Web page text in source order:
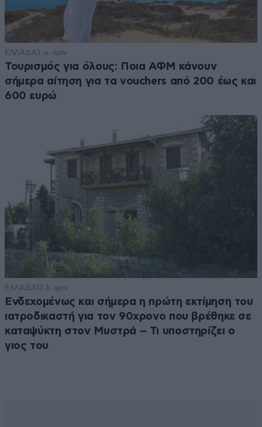
ΕΛΛΑΔΑ3 ω. πριν
Τουρισμός για όλους: Ποια ΑΦΜ κάνουν
σήμερα αίτηση για τα vouchers από 200 έως και
600 ευρώ
ΕΛΛΑΔΑ13 λ. πριν
Ενδεχομένως και σήμερα η πρώτη εκτίμηση του
ιατροδικαστή για τον 90χρονο που βρέθηκε σε
καταψύκτη στον Μυστρά – Τι υποστηρίζει ο
γιος του